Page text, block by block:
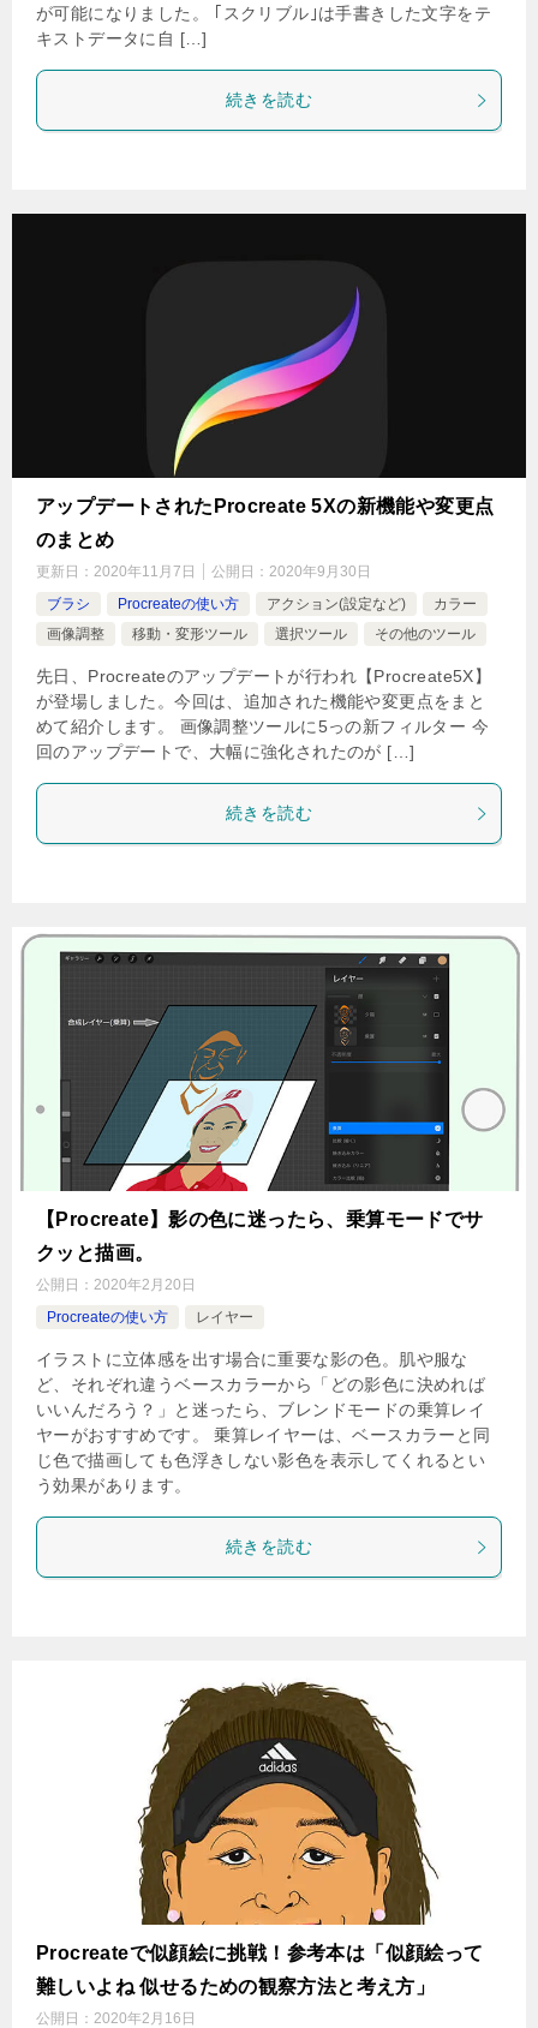
が可能になりました。 ｢スクリブル｣は手書きした文字をテ
キストデータに自 […]
続きを読む
アップデートされたProcreate 5Xの新機能や変更点
のまとめ
更新日： 2020年11月7日 公開日： 2020年9月30日
ブラシ
Procreateの使い方 アクション(設定など)
カラー
画像調整
移動・変形ツール 選択ツール その他のツール
先日、Procreateのアップデートが行われ【Procreate5X】
が登場しました。今回は、追加された機能や変更点をまと
めて紹介します。 画像調整ツールに5っの新フィルター 今
回のアップデートで、大幅に強化されたのが […]
続きを読む
【Procreate】影の色に迷ったら、乗算モードでサ
クッと描画。
公開日： 2020年2月20日
Procreateの使い方
レイヤー
イラストに立体感を出す場合に重要な影の色。肌や服な
ど、それぞれ違うベースカラーから「どの影色に決めれば
いいんだろう？」と迷ったら、ブレンドモードの乗算レイ
ヤーがおすすめです。 乗算レイヤーは、ベースカラーと同
じ色で描画しても色浮きしない影色を表示してくれるとい
う効果があります。
続きを読む
Procreateで似顔絵に挑戦！参考本は「似顔絵って
難しいよね 似せるための観察方法と考え方」
公開日： 2020年2月16日